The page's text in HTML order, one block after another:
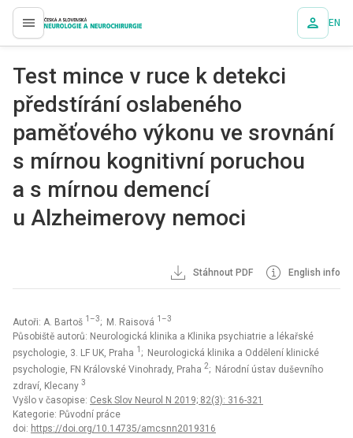
proLékaře.cz EN
Test mince v ruce k detekci
předstírání oslabeného
paměťového výkonu ve srovnání
s mírnou kognitivní poruchou
a s mírnou demencí
u Alzheimerovy nemoci
Stáhnout PDF English info
Autoři: A. Bartoš 1–3; M. Raisová 1–3
Působiště autorů: Neurologická klinika a Klinika psychiatrie a lékařské
psychologie, 3. LF UK, Praha 1 ; Neurologická klinika a Oddělení klinické
psychologie, FN Královské Vinohrady, Praha 2; Národní ústav duševního
zdraví, Klecany 3
Vyšlo v časopise: Cesk Slov Neurol N 2019; 82(3): 316-321
Kategorie: Původní práce
doi: https://doi.org/10.14735/amcsnn2019316